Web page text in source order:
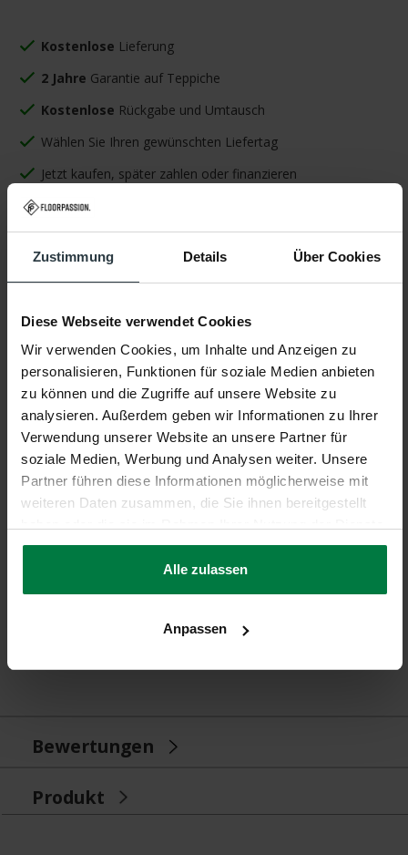
Zustimmung Details Über Cookies
Diese Webseite verwendet Cookies
Wir verwenden Cookies, um Inhalte und Anzeigen zu
personalisieren, Funktionen für soziale Medien anbieten
zu können und die Zugriffe auf unsere Website zu
analysieren. Außerdem geben wir Informationen zu Ihrer
Verwendung unserer Website an unsere Partner für
soziale Medien, Werbung und Analysen weiter. Unsere
Partner führen diese Informationen möglicherweise mit
weiteren Daten zusammen, die Sie ihnen bereitgestellt
gesammelt haben.
Alle zulassen
Anpassen
Kostenlose Lieferung
2 Jahre Garantie auf Teppiche
Kostenlose Rückgabe und Umtausch
Wählen Sie Ihren gewünschten Liefertag
Jetzt kaufen, später zahlen oder finanzieren
Eigenschaften
Bewertungen
Produkt
Eigenschaften
Produktname: Wallace Waves
Farbe: Beige,13
Form: Rechteckig
Garantie: 2 Jahre
Fußbodenheizung: Geeignet